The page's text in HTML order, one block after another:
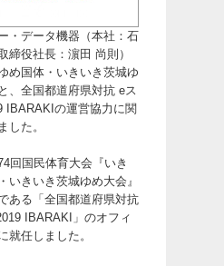
・データ機器（本社：石
締役社長：濵田 尚則）
め国体・いきいき茨城ゆ
、全国都道府県対抗 eス
IBARAKIの運営協力に関
した。
回国民体育大会『いき
いきいき茨城ゆめ大会』
ある「全国都道府県対抗
IBARAKI」のオフィ
就任しました。